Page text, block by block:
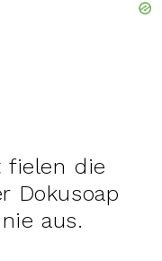
fielen die
Dokusoap
aus.